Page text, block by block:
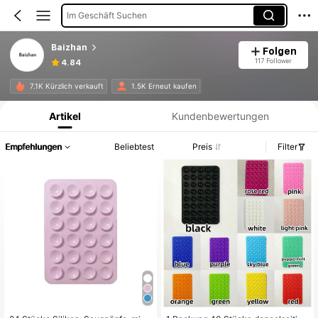
Im Geschäft Suchen
Baizhan
4.84
Folgen
117 Follower
7.1K Kürzlich verkauft 1.5K Erneut kaufen
Produktinformation: Preisangabe, Verkaufs- und Lagerbestandsdetails.
Artikel Kundenbewertungen
Empfehlungen Beliebtest Preis Filter